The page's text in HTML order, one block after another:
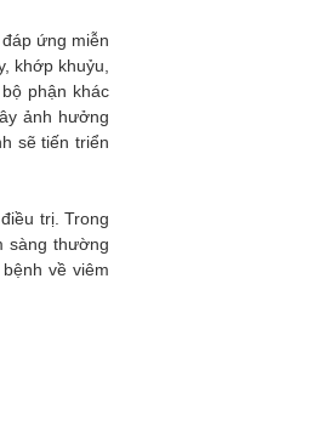
ứng miễn
khớp khuỷu,
phận khác
ảnh hưởng
sẽ tiến triển
trị. Trong
sàng thường
về viêm